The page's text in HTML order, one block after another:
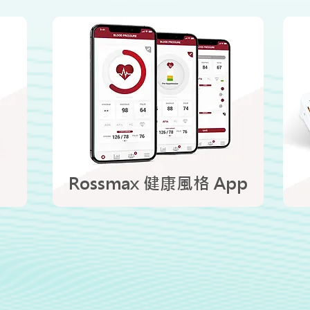
Rossmax 健康風格 App